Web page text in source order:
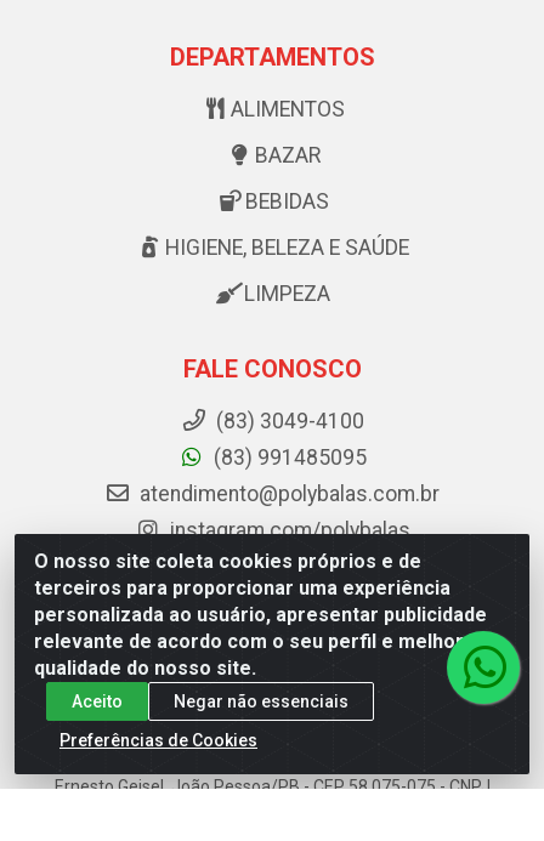
O nosso site coleta cookies próprios e de
terceiros para proporcionar uma experiência
personalizada ao usuário, apresentar publicidade
relevante de acordo com o seu perfil e melhorar a
qualidade do nosso site.
Aceito
Negar não essenciais
Preferências de Cookies
DEPARTAMENTOS
ALIMENTOS
BAZAR
BEBIDAS
HIGIENE, BELEZA E SAÚDE
LIMPEZA
FALE CONOSCO
(83) 3049-4100
(83) 991485095
atendimento@polybalas.com.br
instagram.com/polybalas
facebook.com/Polybalas
Baixe já o APP da Polybalas
Ernesto Geisel, João Pessoa/PB - CEP 58.075-075 - CNPJ